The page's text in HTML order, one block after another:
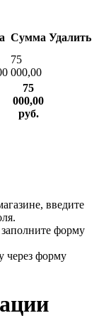
Сумма Удалить
75
000,00
75
000,00
руб.
введите
форму
через форму